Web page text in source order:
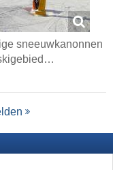
sneeuwkanonnen